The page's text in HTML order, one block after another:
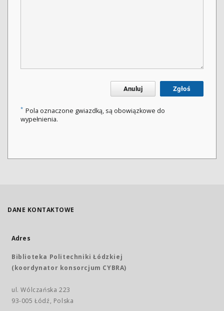
Anuluj Zgłoś
* Pola oznaczone gwiazdką, są obowiązkowe do
wypełnienia.
DANE KONTAKTOWE
Adres
Biblioteka Politechniki Łódzkiej
(koordynator konsorcjum CYBRA)
ul. Wólczańska 223
93-005 Łódź, Polska